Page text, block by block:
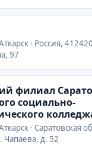
· Россия,
97
филиал
социально-
· Саратовская
Чапаева, д. 52